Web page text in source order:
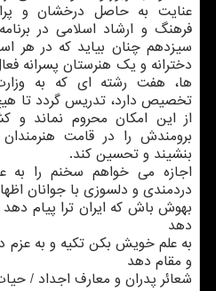
عنایت به حاصل درخشان و
فرهنگ و ارشاد اسلامی در
سیزدهم چنان بیاید که در هر
دخترانه و یک هنرستان پسرانه
ها، هفت رشته ای که به
تخصیص دارد، تدریس گردد تا
از این امکان محروم نماند و
برومندش را در قامت
بنشیند و تحسین کند.
اجازه می خواهم سخنم را به
دردمندی و دلسوزی با جوانان
بهوش باش که ایران ترا پیام دهد
دهد
به علم خویش بکن تکیه و به عزم
و مقام دهد
شعائر پدران و معارف اجداد /